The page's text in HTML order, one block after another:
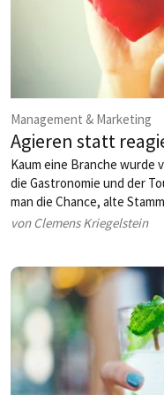
Management & Marketing
Agieren statt
Kaum eine Branche wurde
die Gastronomie und der
man die Chance, alte
gewinnen.
von Clemens Kriegelstein